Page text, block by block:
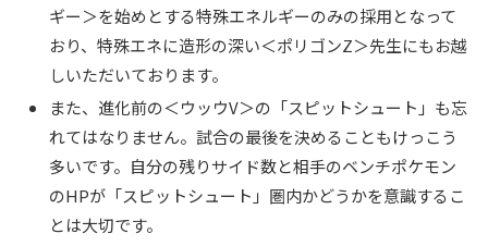
ギー＞を始めとする特殊エネルギーのみの採用となって
おり、特殊エネに造形の深い＜ポリゴンZ＞先生にもお越
しいただいております。
また、進化前の＜ウッウV＞の「スピットシュート」も忘
れてはなりません。試合の最後を決めることもけっこう
多いです。自分の残りサイド数と相手のベンチポケモン
のHPが「スピットシュート」圏内かどうかを意識するこ
とは大切です。